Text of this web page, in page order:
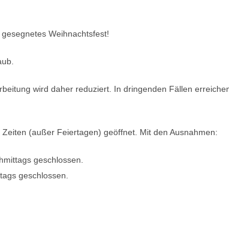
Weihnachtsfest!
wird daher reduziert. In dringenden Fällen
(außer Feiertagen) geöffnet. Mit den Ausnahmen:
geschlossen.
geschlossen.